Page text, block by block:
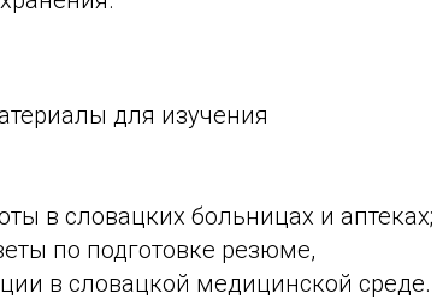
для изучения
в словацких больницах и аптеках;
по подготовке резюме,
в словацкой медицинской среде.